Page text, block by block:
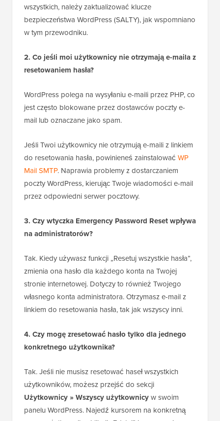
wszystkich, należy zaktualizować klucze
bezpieczeństwa WordPress (SALTY), jak wspomniano
w tym przewodniku.
2. Co jeśli moi użytkownicy nie otrzymają e-maila z
resetowaniem hasła?
WordPress polega na wysyłaniu e-maili przez PHP, co
jest często blokowane przez dostawców poczty e-
mail lub oznaczane jako spam.
Jeśli Twoi użytkownicy nie otrzymują e-maili z linkiem
do resetowania hasła, powinieneś zainstalować WP
Mail SMTP. Naprawia problemy z dostarczaniem
poczty WordPress, kierując Twoje wiadomości e-mail
przez odpowiedni serwer pocztowy.
3. Czy wtyczka Emergency Password Reset wpływa
na administratorów?
Tak. Kiedy używasz funkcji „Resetuj wszystkie hasła”,
zmienia ona hasło dla każdego konta na Twojej
stronie internetowej. Dotyczy to również Twojego
własnego konta administratora. Otrzymasz e-mail z
linkiem do resetowania hasła, tak jak wszyscy inni.
4. Czy mogę zresetować hasło tylko dla jednego
konkretnego użytkownika?
Tak. Jeśli nie musisz resetować haseł wszystkich
użytkowników, możesz przejść do sekcji
Użytkownicy » Wszyscy użytkownicyw swoim
panelu WordPress. Najedź kursorem na konkretną